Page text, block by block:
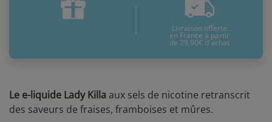
Le e-liquide Lady Killaaux sels de nicotine retranscrit
des saveurs de fraises, framboises et mûres.
Jeudi 13 Août Mardi 11 Août
* Pour une livraison en France métropolitaine+ d'infos
Livraison offerte
en France à partir
de 29,90€ d'achat